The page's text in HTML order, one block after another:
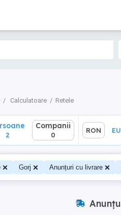
Calculatoare Retele
2
Companii
0
RON
Gorj Anunțuri cu livrare